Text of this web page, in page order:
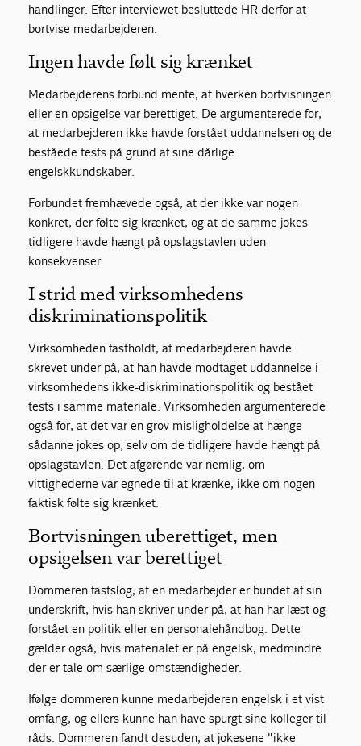
handlinger. Efter interviewet besluttede HR derfor at
bortvise medarbejderen.
Ingen havde følt sig krænket
Medarbejderens forbund mente, at hverken bortvisningen
eller en opsigelse var berettiget. De argumenterede for,
at medarbejderen ikke havde forstået uddannelsen og de
beståede tests på grund af sine dårlige
engelskkundskaber.
Forbundet fremhævede også, at der ikke var nogen
konkret, der følte sig krænket, og at de samme jokes
tidligere havde hængt på opslagstavlen uden
konsekvenser.
I strid med virksomhedens
diskriminationspolitik
Virksomheden fastholdt, at medarbejderen havde
skrevet under på, at han havde modtaget uddannelse i
virksomhedens ikke-diskriminationspolitik og bestået
tests i samme materiale. Virksomheden argumenterede
også for, at det var en grov misligholdelse at hænge
sådanne jokes op, selv om de tidligere havde hængt på
opslagstavlen. Det afgørende var nemlig, om
vittighederne var egnede til at krænke, ikke om nogen
faktisk følte sig krænket.
Bortvisningen uberettiget, men
opsigelsen var berettiget
Dommeren fastslog, at en medarbejder er bundet af sin
underskrift, hvis han skriver under på, at han har læst og
forstået en politik eller en personalehåndbog. Dette
gælder også, hvis materialet er på engelsk, medmindre
der er tale om særlige omstændigheder.
Ifølge dommeren kunne medarbejderen engelsk i et vist
omfang, og ellers kunne han have spurgt sine kolleger til
råds. Dommeren fandt desuden, at jokesene "ikke